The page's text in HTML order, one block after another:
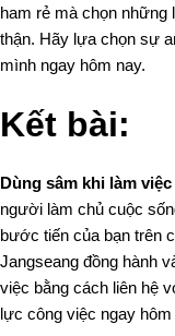
ham rẻ mà chọn những
thận. Hãy lựa chọn sự
mình ngay hôm nay.
Kết bài:
Dùng sâm khi làm
người làm chủ cuộc
bước tiến của bạn trên
Jangseang đồng hành
việc bằng cách liên hệ
lực công việc ngay hôm